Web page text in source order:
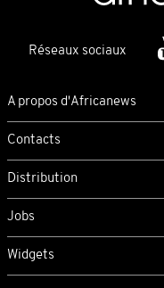
Réseaux sociaux
A propos d'Africanews
Contacts
Distribution
Jobs
Widgets